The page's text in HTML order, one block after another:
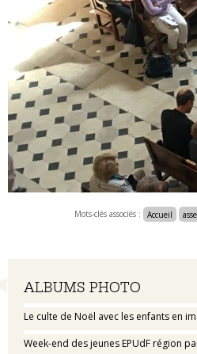
Navigation
ALBUMS PHOTO
Le culte de Noël avec les enfants en
Week-end des jeunes EPUdF région
Mots-clés associés : Accueil